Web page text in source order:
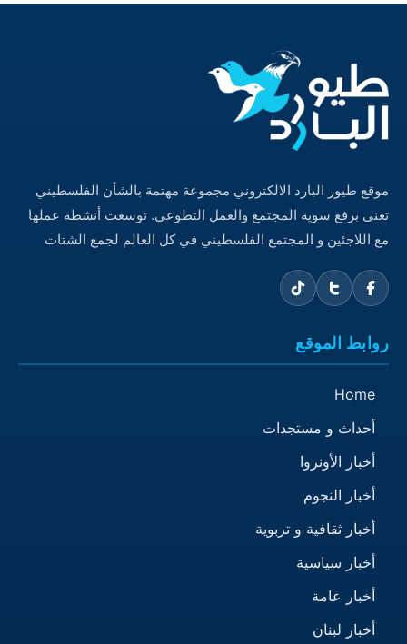
موقع طيور البارد الالكتروني مجموعة مهتمة بالشأن الفلسطيني
تعنى برفع سوية المجتمع والعمل التطوعي. توسعت أنشطة عملها
مع اللاجئين و المجتمع الفلسطيني في كل العالم لجمع الشتات
روابط الموقع
Home
أحداث و مستجدات
أخبار الأونروا
أخبار النجوم
أخبار ثقافية و تربوية
أخبار سياسية
أخبار عامة
أخبار لبنان